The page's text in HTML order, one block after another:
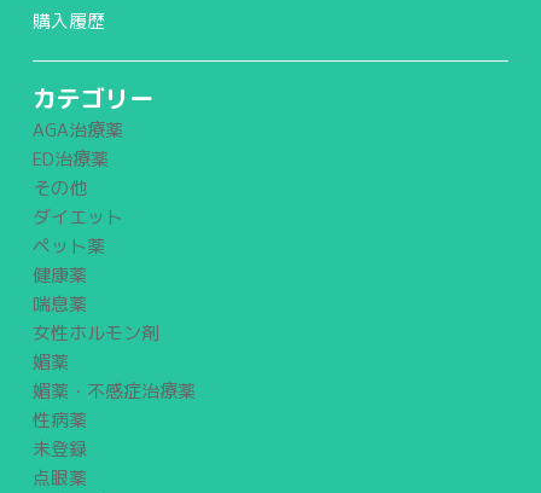
購入履歴
カテゴリー
AGA治療薬
ED治療薬
その他
ダイエット
ペット薬
健康薬
喘息薬
女性ホルモン剤
媚薬
媚薬・不感症治療薬
性病薬
未登録
点眼薬